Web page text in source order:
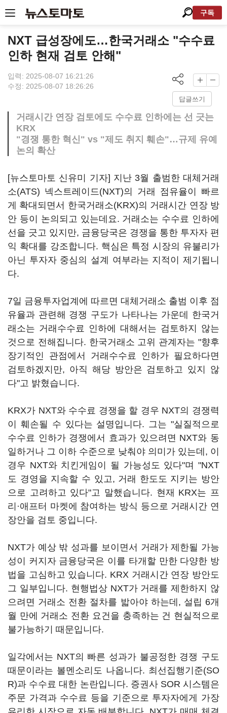
구독
NXT 급성장에도…한국거래소 "수수료
인하 현재 검토 안해"
입력: 2025-08-07 16:21:26
수정: 2025-08-07 18:26:26
답글쓰기
거래시간 연장 검토에도 수수료 인하에는 선 긋는
KRX
"경쟁 통한 혁신" vs "제도 취지 훼손"…규제 유예
논의 확산
[뉴스토마토 신유미 기자] 지난 3월 출범한 대체거래
소(ATS) 넥스트레이드(NXT)의 거래 점유율이 빠르
게 확대되면서 한국거래소(KRX)의 거래시간 연장 방
안 등이 논의되고 있는데요. 거래소는 수수료 인하에
선을 긋고 있지만, 금융당국은 경쟁을 통한 투자자 편
익 확대를 강조합니다. 핵심은 특정 시장의 유불리가
아닌 투자자 중심의 설계 여부라는 지적이 제기됩니
다.
7일 금융투자업계에 따르면 대체거래소 출범 이후 점
유율과 관련해 경쟁 구도가 나타나는 가운데 한국거
래소는 거래수수료 인하에 대해서는 검토하지 않는
것으로 전해집니다. 한국거래소 고위 관계자는 "향후
장기적인 관점에서 거래수수료 인하가 필요하다면
검토하겠지만, 아직 해당 방안은 검토하고 있지 않
다"고 밝혔습니다.
KRX가 NXT와 수수료 경쟁을 할 경우 NXT의 경쟁력
이 훼손될 수 있다는 설명입니다. 그는 "실질적으로
수수료 인하가 경쟁에서 효과가 있으려면 NXT와 동
일하거나 그 이하 수준으로 낮춰야 의미가 있는데, 이
경우 NXT와 치킨게임이 될 가능성도 있다"며 "NXT
도 경영을 지속할 수 있고, 거래 한도도 지키는 방안
으로 고려하고 있다"고 말했습니다. 현재 KRX는 프
리·애프터 마켓에 참여하는 방식 등으로 거래시간 연
장안을 검토 중입니다.
NXT가 예상 밖 성과를 보이면서 거래가 제한될 가능
성이 커지자 금융당국은 이를 타개할 만한 다양한 방
법을 고심하고 있습니다. KRX 거래시간 연장 방안도
그 일부입니다. 현행법상 NXT가 거래를 제한하지 않
으려면 거래소 전환 절차를 밟아야 하는데, 설립 6개
월 만에 거래소 전환 요건을 충족하는 건 현실적으로
불가능하기 때문입니다.
일각에서는 NXT의 빠른 성과가 불공정한 경쟁 구도
때문이라는 볼멘소리도 나옵니다. 최선집행기준(SO
R)과 수수료 대한 논란입니다. 증권사 SOR 시스템은
주문 가격과 수수료 등을 기준으로 투자자에게 가장